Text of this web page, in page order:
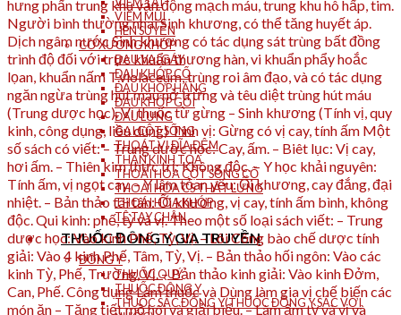
VIÊM MŨI
HEN SUYỄN
CƠ XƯƠNG KHỚP
ĐAU VAI GÁY
ĐAU KHỚP CỔ
ĐAU KHỚP HÁNG
ĐAU KHỚP GỐI
ĐAU LƯNG
GAI CỘT SỐNG
THOÁT VỊ ĐĨA ĐỆM
THẦN KINH TỌA
THOÁI HÓA CỘT SỐNG CỔ
THOÁI HÓA CS THẮT LƯNG
THOÁI HÓA KHỚP
TÊ TAY CHÂN
THUỐC ĐÔNG Y GIA TRUYỀN
ĐÔNG Y
THUỐC QUÝ
THUỐC ĐÔNG Y
THUỐC SẮC ĐÔNG Y(THUỐC ĐÔNG Y SẮC VỚI
hưng phấn trung khu vận động mạch máu, trung khu hô hấp, tim.
Người bình thường nhai Sinh khương, có thể tăng huyết áp.
Dịch ngâm nước Sinh khương có tác dụng sát trùng bất đồng
trình độ đối với trực khuẩn thương hàn, vi khuẩn phẩy hoắc
lọan, khuẩn nấm T.violaceum, trùng roi âm đạo, và có tác dụng
ngăn ngừa trùng hút máu nở trứng và têu diệt trùng hút máu
(Trung dược học). Vị thuốc từ gừng – Sinh khương (Tính vị, quy
kinh, công dụng, liều dùng) Tính vị: Gừng có vị cay, tính ấm Một
số sách có viết: – Trung dược học: Cay, ấm. – Biêt lục: Vị cay,
hơi ấm. – Thiên kim thực trị: Không độc. – Y học khải nguyên:
Tính ấm, vị ngọt cay. – Y lâm tỏan yếu: Ổi khương, cay đắng, đại
nhiệt. – Bản thảo tái tân: Ổi khương, vị cay, tính ấm bình, không
độc. Qui kinh: phế, tỳ và vị. Theo một số loại sách viết: – Trung
dược học: Vào kinh Phế, Tỳ, Vị. – Lôi Công bào chế dược tính
giải: Vào 4 kinh Phế, Tâm, Tỳ, Vị. – Bản thảo hối ngôn: Vào các
kinh Tỳ, Phế, Trường, Vị. – Bản thảo kinh giải: Vào kinh Đởm,
Can, Phế. Công dụng Làm thuốc và Dùng làm gia vị chế biến các
món ăn – Tăng tiết mồ hôi và giải biểu. – Làm ấm tỳ và vị và